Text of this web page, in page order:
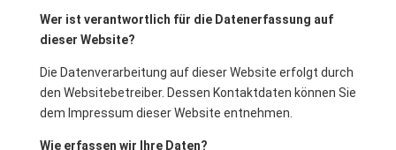
Wer ist verantwortlich für die Datenerfassung auf
dieser Website?
Die Datenverarbeitung auf dieser Website erfolgt durch
den Websitebetreiber. Dessen Kontaktdaten können Sie
dem Impressum dieser Website entnehmen.
Wie erfassen wir Ihre Daten?